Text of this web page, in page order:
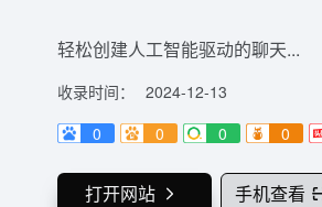
轻松创建人工智能驱动的聊天...
收录时间：
2024-12-13
0
0 0 0
打开网站 手机查看